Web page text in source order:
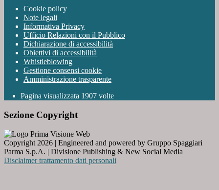
Cookie policy
Note legali
Informativa Privacy
Ufficio Relazioni con il Pubblico
Dichiarazione di accessibilità
Obiettivi di accessibilità
Whistleblowing
Gestione consensi cookie
Amministrazione trasparente
Pagina visualizzata 1907 volte
Sezione Copyright
Copyright 2026 | Engineered and powered by Gruppo Spaggiari
Parma S.p.A. | Divisione Publishing & New Social Media
Disclaimer trattamento dati personali